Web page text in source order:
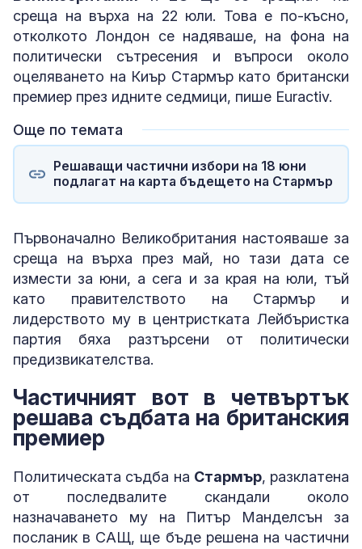
среща на върха на 22 юли. Това е по-късно,
отколкото Лондон се надяваше, на фона на
политически сътресения и въпроси около
оцеляването на Киър Стармър като британски
премиер през идните седмици, пише Euractiv.
Още по темата
Решаващи частични избори на 18 юни
подлагат на карта бъдещето на Стармър
Първоначално Великобритания настояваше за
среща на върха през май, но тази дата се
измести за юни, а сега и за края на юли, тъй
като правителството на Стармър и
лидерството му в центристката Лейбъристка
партия бяха разтърсени от политически
предизвикателства.
Частичният вот в четвъртък
решава съдбата на британския
премиер
Политическата съдба на Стармър, разклатена
от последвалите скандали около
назначаването му на Питър Манделсън за
посланик в САЩ, ще бъде решена на частични